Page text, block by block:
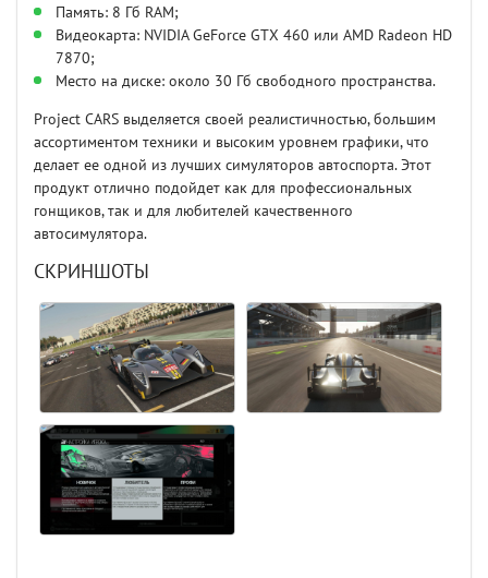
Память: 8 Гб RAM;
Видеокарта: NVIDIA GeForce GTX 460 или AMD Radeon HD
7870;
Место на диске: около 30 Гб свободного пространства.
Project CARS выделяется своей реалистичностью, большим
ассортиментом техники и высоким уровнем графики, что
делает ее одной из лучших симуляторов автоспорта. Этот
продукт отлично подойдет как для профессиональных
гонщиков, так и для любителей качественного
автосимулятора.
СКРИНШОТЫ